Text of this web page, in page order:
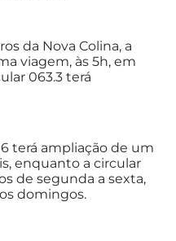
da Nova Colina, a
viagem, às 5h, em
063.3 terá
terá ampliação de um
enquanto a circular
de segunda a sexta,
domingos.